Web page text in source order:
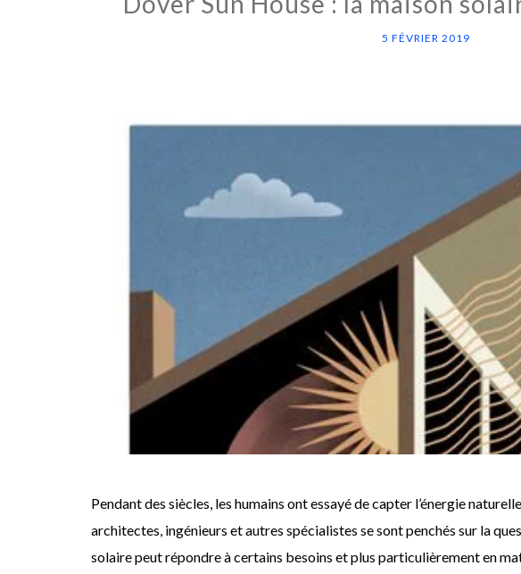
5 FÉVRIER 2019
Pendant des siècles, les humains ont essayé de capter l’énergie
architectes, ingénieurs et autres spécialistes se sont penchés sur la
solaire peut répondre à certains besoins et plus particulièrement en